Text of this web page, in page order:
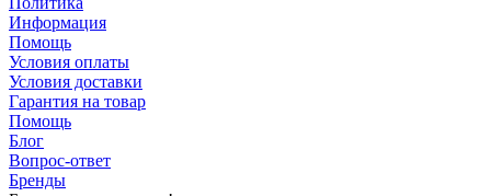
Информация
Помощь
Условия оплаты
Условия доставки
Гарантия на товар
Помощь
Блог
Вопрос-ответ
Бренды